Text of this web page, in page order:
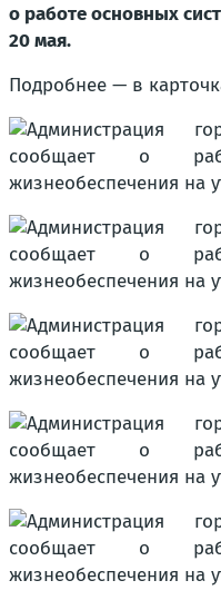
о работе основных
20 мая.
Подробнее — в